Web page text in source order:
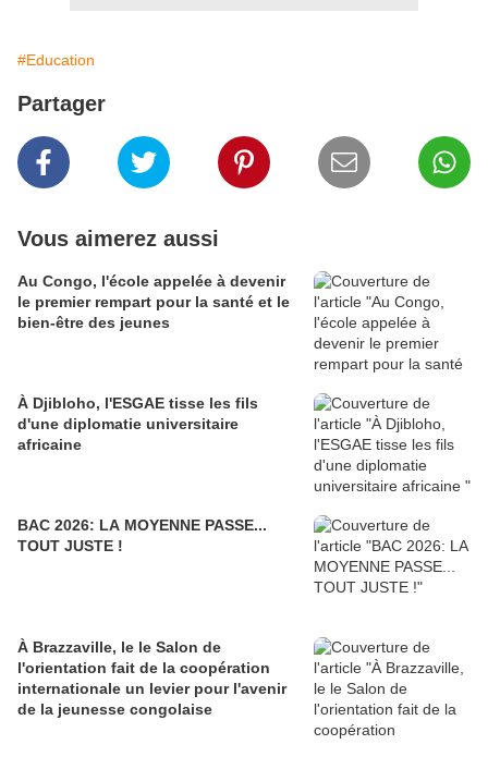
#Education
Partager
Vous aimerez aussi
Au Congo, l'école appelée à devenir
le premier rempart pour la santé et le
bien-être des jeunes
À Djibloho, l'ESGAE tisse les fils
d'une diplomatie universitaire
africaine
BAC 2026: LA MOYENNE PASSE...
TOUT JUSTE !
À Brazzaville, le le Salon de
l'orientation fait de la coopération
internationale un levier pour l'avenir
de la jeunesse congolaise